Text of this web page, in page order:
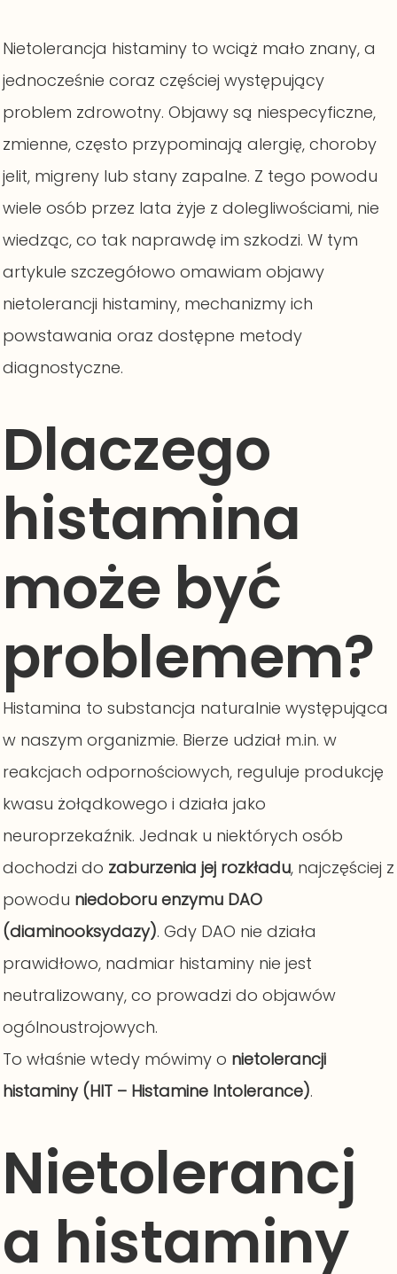
Nietolerancja histaminy to wciąż mało znany, a
jednocześnie coraz częściej występujący
problem zdrowotny. Objawy są niespecyficzne,
zmienne, często przypominają alergię, choroby
jelit, migreny lub stany zapalne. Z tego powodu
wiele osób przez lata żyje z dolegliwościami, nie
wiedząc, co tak naprawdę im szkodzi. W tym
artykule szczegółowo omawiam objawy
nietolerancji histaminy, mechanizmy ich
powstawania oraz dostępne metody
diagnostyczne.
Dlaczego
histamina
może być
problemem?
Histamina to substancja naturalnie występująca
w naszym organizmie. Bierze udział m.in. w
reakcjach odpornościowych, reguluje produkcję
kwasu żołądkowego i działa jako
neuroprzekaźnik. Jednak u niektórych osób
dochodzi do zaburzenia jej rozkładu, najczęściej z
powodu niedoboru enzymu DAO
(diaminooksydazy). Gdy DAO nie działa
prawidłowo, nadmiar histaminy nie jest
neutralizowany, co prowadzi do objawów
ogólnoustrojowych.
To właśnie wtedy mówimy o nietolerancji
histaminy (HIT – Histamine Intolerance).
Nietolerancj
a histaminy